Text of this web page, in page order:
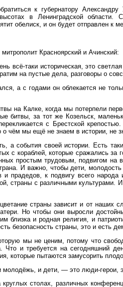
к губернатору
в Ленинградской области.
обелиск, и он будет отправлен к
Красноярский и Ачинский:
всё-таки историческая, это
на пустые дела, разговоры о
а с годами он облекается не
на Калке, когда мы потерпели
битвы, за тот же Козельск,
с Брестской
чём мы ещё не знаем в истории, не
а события своей истории. Есть
с кораблей, которые сражались
простым трудовым, подвигом
И важно, чтобы дети,
прадедов, к подвигу всего народа
страны с различными культурами.
страны зависит и от
Но чтобы они выросли
близка и родная религия, и
безопасность страны, это и есть
мы не ценим, потому что
Что и требуется на сегодняшний
которые пытаются замусорить
молодёжь, и дети, — это люди-герои,
столах, различных